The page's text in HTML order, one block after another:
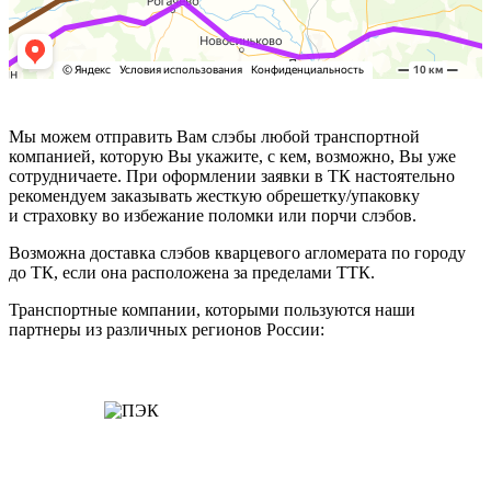
Мы можем отправить Вам слэбы любой транспортной
компанией, которую Вы укажите, с кем, возможно, Вы уже
сотрудничаете. При оформлении заявки в ТК настоятельно
рекомендуем заказывать жесткую обрешетку/упаковку
и страховку во избежание поломки или порчи слэбов.
Возможна доставка слэбов кварцевого агломерата по городу
до ТК, если она расположена за пределами ТТК.
Транспортные компании, которыми пользуются наши
партнеры из различных регионов России: